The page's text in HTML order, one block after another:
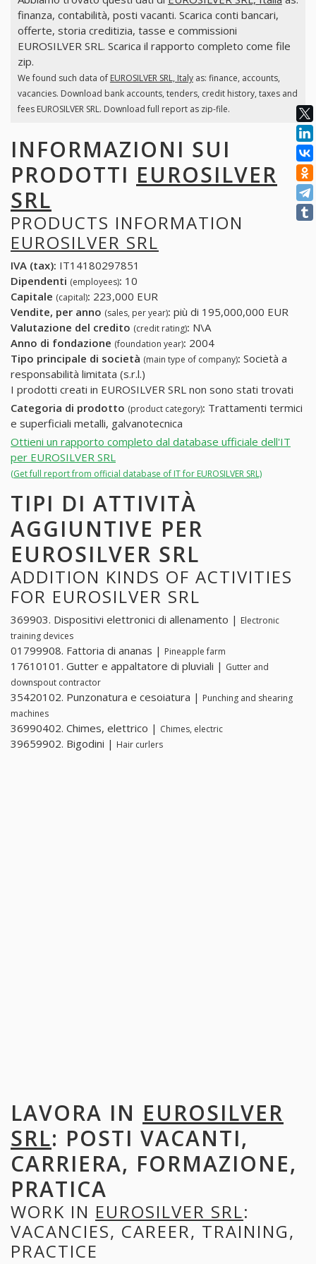
finanza, contabilità, posti vacanti. Scarica conti bancari,
offerte, storia creditizia, tasse e commissioni
EUROSILVER SRL. Scarica il rapporto completo come file
zip.
We found such data of EUROSILVER SRL, Italyas: finance, accounts,
vacancies. Download bank accounts, tenders, credit history, taxes and
fees EUROSILVER SRL. Download full report as zip-file.
INFORMAZIONI SUI
PRODOTTI EUROSILVER
SRL
PRODUCTS INFORMATION
EUROSILVER SRL
IVA (tax): IT14180297851
Dipendenti (employees): 10
Capitale (capital): 223,000 EUR
Vendite, per anno (sales, per year): più di 195,000,000 EUR
Valutazione del credito (credit rating): N\A
Anno di fondazione (foundation year): 2004
Tipo principale di società (main type of company): Società a
responsabilità limitata (s.r.l.)
I prodotti creati in EUROSILVER SRL non sono stati trovati
Categoria di prodotto (product category): Trattamenti termici
e superficiali metalli, galvanotecnica
Ottieni un rapporto completo dal database ufficiale dell'IT
per EUROSILVER SRL
(Get full report from official database of IT for EUROSILVER SRL)
TIPI DI ATTIVITÀ
AGGIUNTIVE PER
EUROSILVER SRL
ADDITION KINDS OF ACTIVITIES
FOR EUROSILVER SRL
369903. Dispositivi elettronici di allenamento | Electronic
training devices
01799908. Fattoria di ananas | Pineapple farm
17610101. Gutter e appaltatore di pluviali | Gutter and
downspout contractor
35420102. Punzonatura e cesoiatura | Punching and shearing
machines
36990402. Chimes, elettrico | Chimes, electric
39659902. Bigodini | Hair curlers
LAVORA IN EUROSILVER
SRL: POSTI VACANTI,
CARRIERA, FORMAZIONE,
PRATICA
WORK IN EUROSILVER SRL:
VACANCIES, CAREER, TRAINING,
PRACTICE